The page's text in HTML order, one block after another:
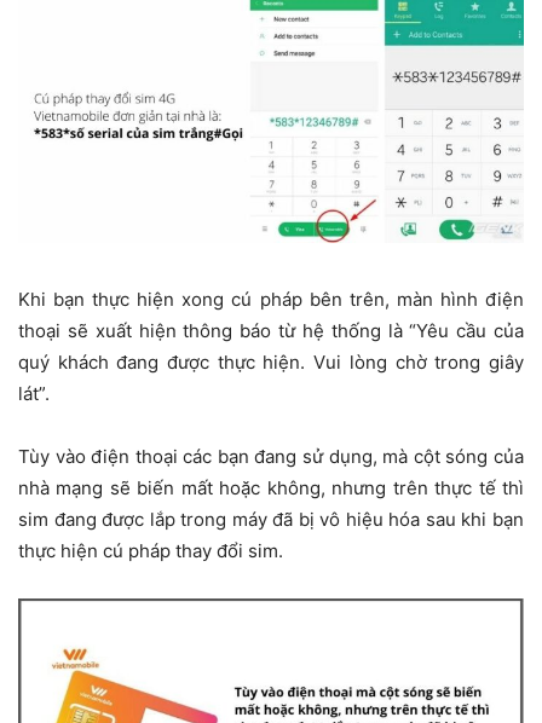
Khi bạn thực hiện xong cú pháp bên trên, màn hình điện
thoại sẽ xuất hiện thông báo từ hệ thống là “Yêu cầu của
quý khách đang được thực hiện. Vui lòng chờ trong giây
lát”.
Tùy vào điện thoại các bạn đang sử dụng, mà cột sóng của
nhà mạng sẽ biến mất hoặc không, nhưng trên thực tế thì
sim đang được lắp trong máy đã bị vô hiệu hóa sau khi bạn
thực hiện cú pháp thay đổi sim.